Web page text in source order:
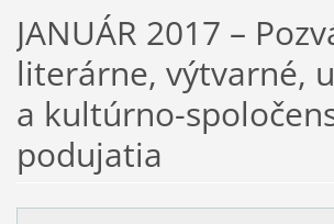
JANUÁR 2017 –
literárne, výtvarné,
a kultúrno-
podujatia